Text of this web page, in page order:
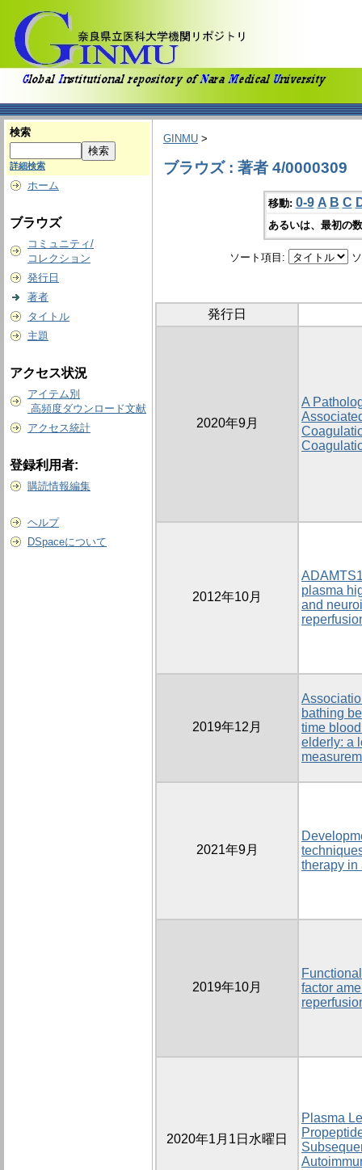
検索
詳細検索
ホーム
ブラウズ
コミュニティ/
コレクション
発行日
著者
タイトル
主題
アクセス状況
アイテム別
高頻度ダウンロード文献
アクセス統計
登録利用者:
購読情報編集
ヘルプ
DSpaceについて
GINMU >
ブラウズ : 著者 4/0000309
移動: 0-9 A B C
あるいは、最初の
ソート項目:
発行日
2020年9月
A
2012年10月
plasma
and
2019年12月
bathing
time
elderly: a
2021年9月
therapy in
2019年10月
factor
2020年1月1日水曜日
Plasma